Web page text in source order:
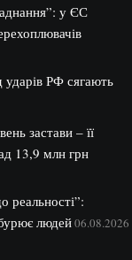
у ЄС
ударів РФ сягають
застави – її
13,9 млн грн
реальності”:
людей06.08.2026